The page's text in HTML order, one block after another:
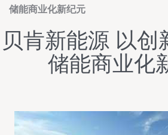
储能商业化新纪元
贝肯新能源 以创
储能商业化